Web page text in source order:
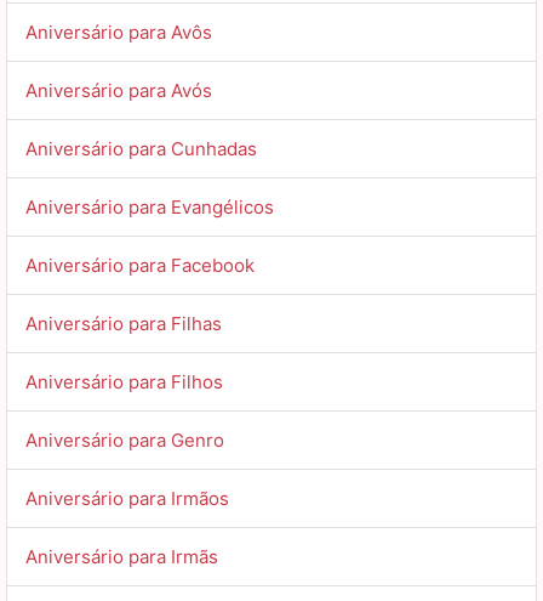
Aniversário para Avôs
Aniversário para Avós
Aniversário para Cunhadas
Aniversário para Evangélicos
Aniversário para Facebook
Aniversário para Filhas
Aniversário para Filhos
Aniversário para Genro
Aniversário para Irmãos
Aniversário para Irmãs